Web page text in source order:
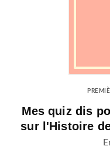
Mes quiz dis
sur l'Histoire